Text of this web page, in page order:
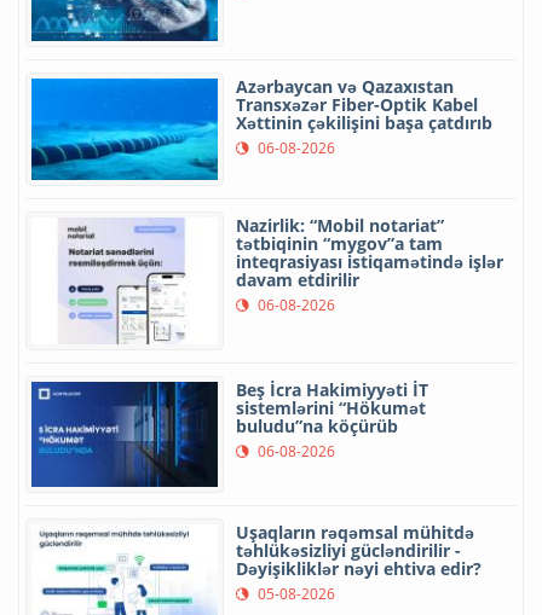
Azərbaycan və Qazaxıstan
Transxəzər Fiber-Optik Kabel
Xəttinin çəkilişini başa çatdırıb
06-08-2026
Nazirlik: “Mobil notariat”
tətbiqinin “mygov”a tam
inteqrasiyası istiqamətində işlər
davam etdirilir
06-08-2026
Beş İcra Hakimiyyəti İT
sistemlərini “Hökumət
buludu”na köçürüb
06-08-2026
Uşaqların rəqəmsal mühitdə
təhlükəsizliyi gücləndirilir -
Dəyişikliklər nəyi ehtiva edir?
05-08-2026